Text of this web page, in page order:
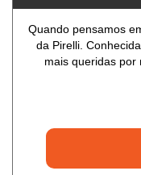
Quando pensamos
da Pirelli.
mais queridas por